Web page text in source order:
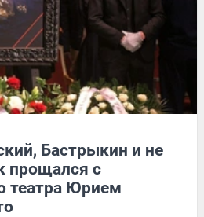
Бастрыкин и не
прощался с
театра Юрием